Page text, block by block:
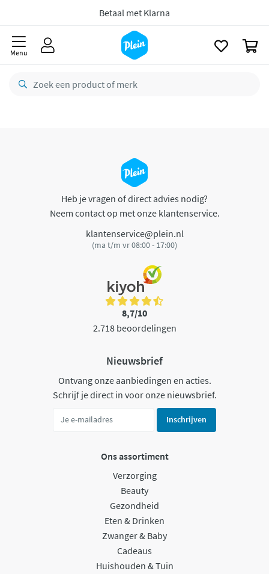
Betaal met Klarna
Menu
Heb je vragen of direct advies nodig?
Neem contact op met onze klantenservice.
klantenservice@plein.nl
(ma t/m vr 08:00 - 17:00)
8,7/10
2.718 beoordelingen
Nieuwsbrief
Ontvang onze aanbiedingen en acties.
Schrijf je direct in voor onze nieuwsbrief.
Inschrijven
Ons assortiment
Verzorging
Beauty
Gezondheid
Eten & Drinken
Zwanger & Baby
Cadeaus
Huishouden & Tuin